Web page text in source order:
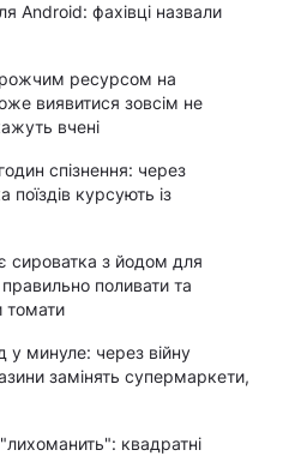
Android: фахівці назвали
ресурсом на
виявитися зовсім не
вчені
спізнення: через
поїздів курсують із
сироватка з йодом для
поливати та
томати
у минуле: через війну
замінять супермаркети,
квадратні